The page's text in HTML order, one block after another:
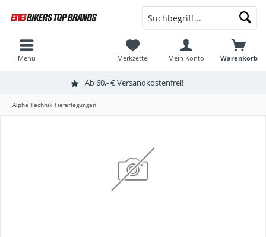
Ab 60,- € Versandkostenfrei!
Warenkorb
Merkzettel Mein Konto
Menü
Alpha Technik Tieferlegungen